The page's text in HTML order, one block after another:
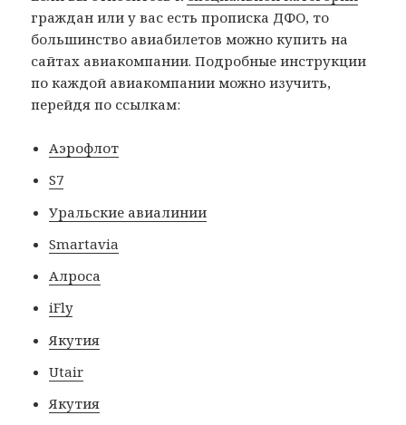
граждан или у вас есть прописка ДФО, то
большинство авиабилетов можно купить на
сайтах авиакомпании. Подробные инструкции
по каждой авиакомпании можно изучить,
перейдя по ссылкам:
Аэрофлот
S7
Уральские авиалинии
Smartavia
Алроса
iFly
Якутия
Utair
Якутия